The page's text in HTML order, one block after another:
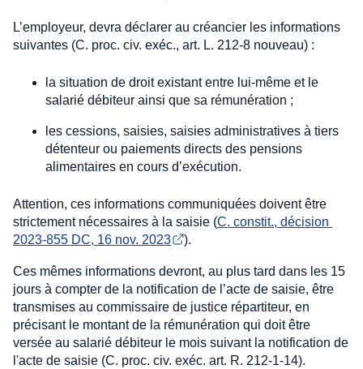
L’employeur, devra déclarer au créancier les informations
suivantes (C. proc. civ. exéc., art. L. 212-8 nouveau) :
la situation de droit existant entre lui-même et le
salarié débiteur ainsi que sa rémunération ;
les cessions, saisies, saisies administratives à tiers
détenteur ou paiements directs des pensions
alimentaires en cours d’exécution.
Attention, ces informations communiquées doivent être
strictement nécessaires à la saisie (C. constit., décision
2023-855 DC, 16 nov. 2023
).
Ces mêmes informations devront, au plus tard dans les 15
jours à compter de la notification de l’acte de saisie, être
transmises au commissaire de justice répartiteur, en
précisant le montant de la rémunération qui doit être
versée au salarié débiteur le mois suivant la notification de
l'acte de saisie (C. proc. civ. exéc. art. R. 212-1-14).